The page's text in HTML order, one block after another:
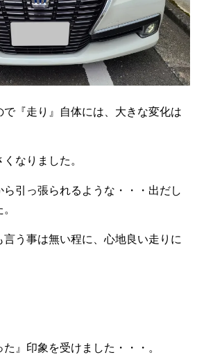
『走り』自体には、大きな変化は
なりました。
引っ張られるような・・・出だし
う事は無い程に、心地良い走りに
』印象を受けました・・・。